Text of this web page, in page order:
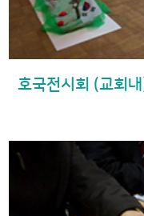
호국전시회 (교회